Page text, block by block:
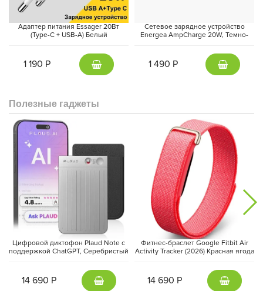
Адаптер питания Essager 20Вт
(Type-C + USB-A) Белый
1 190 Р
Сетевое зарядное устройство
Energea AmpCharge 20W, Темно-
1 490 Р
Полезные гаджеты
Цифровой диктофон Plaud Note с
поддержкой ChatGPT, Серебристый
14 690 Р
Фитнес-браслет Google Fitbit Air
Activity Tracker (2026) Красная ягода
14 690 Р